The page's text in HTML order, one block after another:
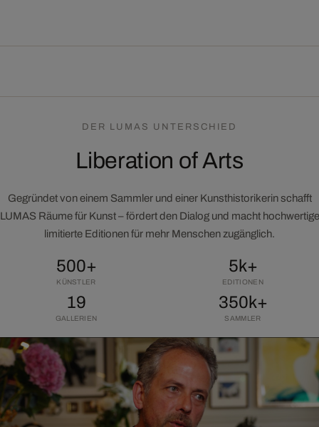
DER LUMAS UNTERSCHIED
Liberation of Arts
Gegründet von einem Sammler und einer Kunsthistorikerin schafft
LUMAS Räume für Kunst – fördert den Dialog und macht hochwertige
limitierte Editionen für mehr Menschen zugänglich.
500+
KÜNSTLER
5k+
EDITIONEN
19
GALLERIEN
350k+
SAMMLER